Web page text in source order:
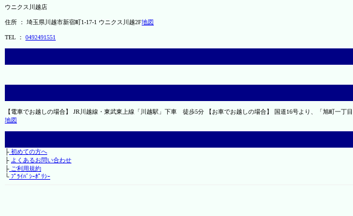
ウニクス川越店
住所 ： 埼玉県川越市新宿町1-17-1 ウニクス川越2F地図
TEL ： 0492491551
【電車でお越しの場合】 JR川越線・東武東上線「川越駅」下車 徒歩5分 【お車でお越しの場合】 国道16号より、「旭町一丁
地図
├初めての方へ
├ よくあるお問い合わせ
├ご利用規約
└ﾌﾟﾗｲﾊﾞｼｰﾎﾟﾘｼｰ